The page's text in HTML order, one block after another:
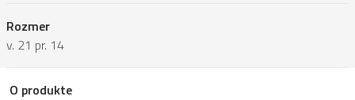
Rozmer
v. 21 pr. 14
O produkte